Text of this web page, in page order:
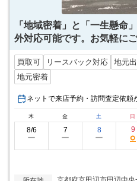
「地域密着」と「一生懸命
外対応可能です。お気軽に
買取可 リースバック対応 地元
地元密着
ネットで来店予約・訪問査定依頼
木 金 土 日
8/6
ー
7
ー
8
ー
9
○